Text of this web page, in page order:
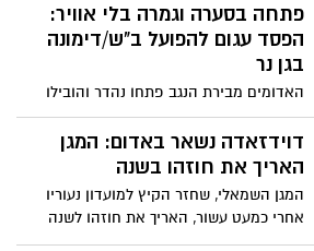
לשבור רצף של ארבע שנים ללא ניצחון במגרש
הביתי של היריבה. קוז'וך: "נצטרך לעמוד
באווירה, להישאר נאמנים לכדורגל שלנו
ולדעת לעבור רגעים קשים"
פתחה בסערה וגמרה בלי אוויר:
הפסד עגום להפועל ב"ש/דימונה
בגן נר
האדומים מבירת הנגב פתחו נהדר והובילו
כבר ב־19 נקודות, אך קרסו במחצית השנייה
ונוצחו 91:80 בידי הפועל העמק. סי.ג'יי אלבי
דוידזאדה נשאר באדום: המגן
האריך את חוזהו בשנה
המגן השמאלי, שחזר הקיץ למועדון נעוריו
אחרי כמעט עשור, האריך את חוזהו לשנה
נוספת. אחרי פתיחת עונה מוצלחת וסולחה